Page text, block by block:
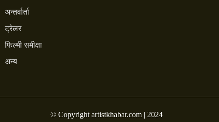
अन्तर्वार्ता
ट्रेलर
फिल्मी समीक्षा
अन्य
© Copyright artistkhabar.com | 2024